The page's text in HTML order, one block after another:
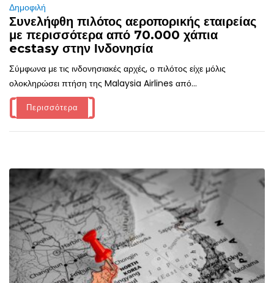
Δημοφιλή
Συνελήφθη πιλότος αεροπορικής εταιρείας
με περισσότερα από 70.000 χάπια
ecstasy στην Ινδονησία
Σύμφωνα με τις ινδονησιακές αρχές, ο πιλότος είχε μόλις
ολοκληρώσει πτήση της Malaysia Airlines από...
Περισσότερα